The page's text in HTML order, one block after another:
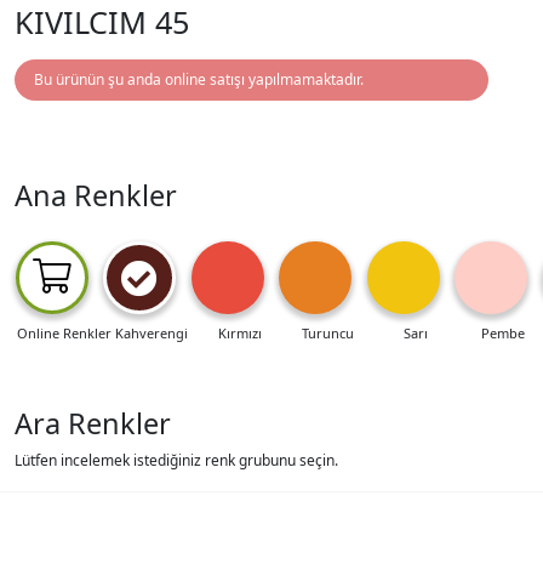
KIVILCIM 45
Bu ürünün şu anda online satışı yapılmamaktadır.
Ana Renkler
Online Renkler Kahverengi Kırmızı Turuncu Sarı Pembe
Ara Renkler
Lütfen incelemek istediğiniz renk grubunu seçin.